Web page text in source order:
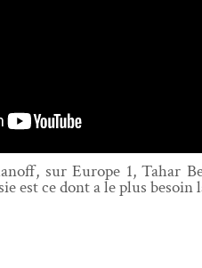
sur Europe 1, Tahar
est ce dont a le plus besoin